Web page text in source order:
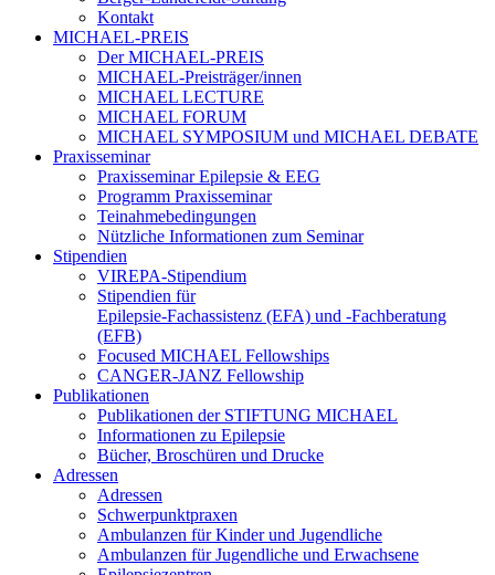
Kontakt
MICHAEL-PREIS
Der MICHAEL-PREIS
MICHAEL-Preisträger/innen
MICHAEL LECTURE
MICHAEL FORUM
MICHAEL SYMPOSIUM und MICHAEL DEBATE
Praxisseminar
Praxisseminar Epilepsie & EEG
Programm Praxisseminar
Teinahmebedingungen
Nützliche Informationen zum Seminar
Stipendien
VIREPA-Stipendium
Stipendien für
Epilepsie-Fachassistenz (EFA) und -Fachberatung
(EFB)
Focused MICHAEL Fellowships
CANGER-JANZ Fellowship
Publikationen
Publikationen der STIFTUNG MICHAEL
Informationen zu Epilepsie
Bücher, Broschüren und Drucke
Adressen
Adressen
Schwerpunktpraxen
Ambulanzen für Kinder und Jugendliche
Ambulanzen für Jugendliche und Erwachsene